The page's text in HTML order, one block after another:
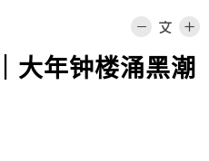
大年钟楼涌黑潮